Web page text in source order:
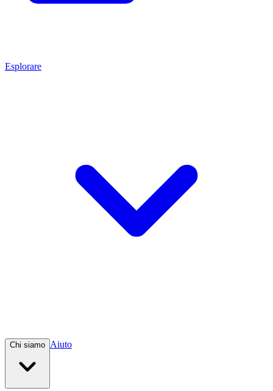
Esplorare
Chi siamo Aiuto